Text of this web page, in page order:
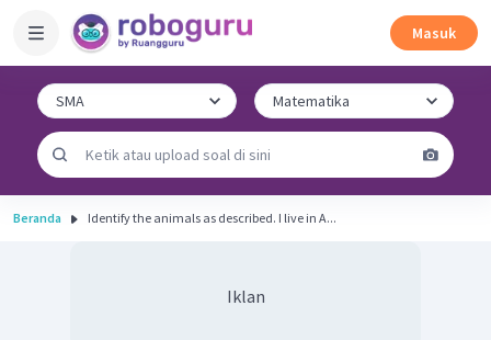
Masuk
Beranda Identify the animals as described. I live in A...
Iklan